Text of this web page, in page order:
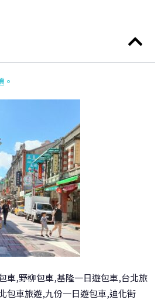
車,野柳包車,基隆一日遊包車,台北旅
包車旅遊,九份一日遊包車,迪化街